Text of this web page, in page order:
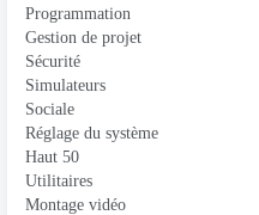
Programmation
Gestion de projet
Sécurité
Simulateurs
Sociale
Réglage du système
Haut 50
Utilitaires
Montage vidéo